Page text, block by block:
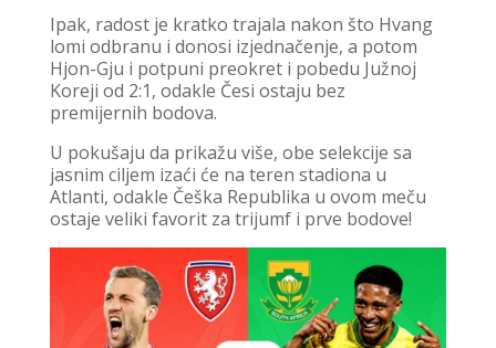
Ipak, radost je kratko trajala nakon što Hvang
lomi odbranu i donosi izjednačenje, a potom
Hjon-Gju i potpuni preokret i pobedu Južnoj
Koreji od 2:1, odakle Česi ostaju bez
premijernih bodova.
U pokušaju da prikažu više, obe selekcije sa
jasnim ciljem izaći će na teren stadiona u
Atlanti, odakle Češka Republika u ovom meču
ostaje veliki favorit za trijumf i prve bodove!